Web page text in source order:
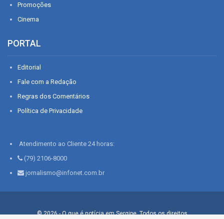
Promoções
Cinema
PORTAL
Editorial
Fale com a Redação
Regras dos Comentários
Política de Privacidade
Atendimento ao Cliente 24 horas:
(79) 2106-8000
jornalismo@infonet.com.br
© 2026 - O que é notícia em Sergipe. Todos os direitos